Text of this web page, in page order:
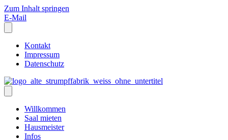
Zum Inhalt springen
E-Mail
Kontakt
Impressum
Datenschutz
Willkommen
Saal mieten
Hausmeister
Infos